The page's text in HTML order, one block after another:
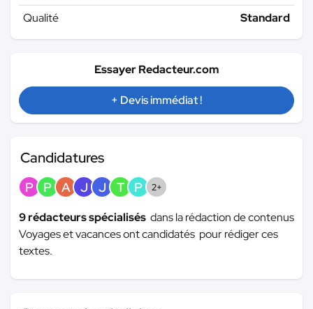
Qualité
Standard
Essayer Redacteur.com
+ Devis immédiat !
Candidatures
P P A J J T P 2+
9 rédacteurs spécialisés dans la rédaction de contenus
Voyages et vacances ont candidatés pour rédiger ces
textes.